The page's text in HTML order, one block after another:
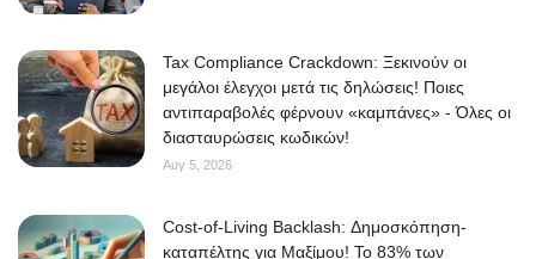
Tax Compliance Crackdown: Ξεκινούν οι
μεγάλοι έλεγχοι μετά τις δηλώσεις! Ποιες
αντιπαραβολές φέρνουν «καμπάνες» - Όλες οι
διασταυρώσεις κωδικών!
Αυγ 5, 2026
Cost-of-Living Backlash: Δημοσκόπηση-
καταπέλτης για Μαξίμου! Το 83% των